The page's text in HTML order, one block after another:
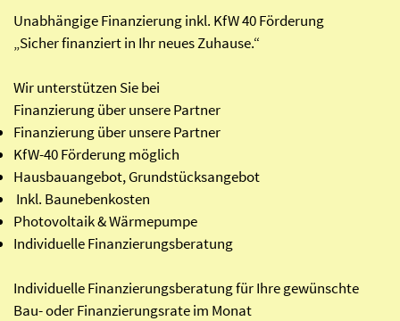
Unabhängige Finanzierung inkl. KfW 40 Förderung
„Sicher finanziert in Ihr neues Zuhause.“
Wir unterstützen Sie bei​
Finanzierung über unsere Partner
Finanzierung über unsere Partner
KfW-40 Förderung möglich
Hausbauangebot, Grundstücksangebot
Inkl. Baunebenkosten
Photovoltaik & Wärmepumpe
Individuelle Finanzierungsberatung
​Individuelle Finanzierungsberatung für Ihre gewünschte
Bau- oder Finanzierungsrate im Monat